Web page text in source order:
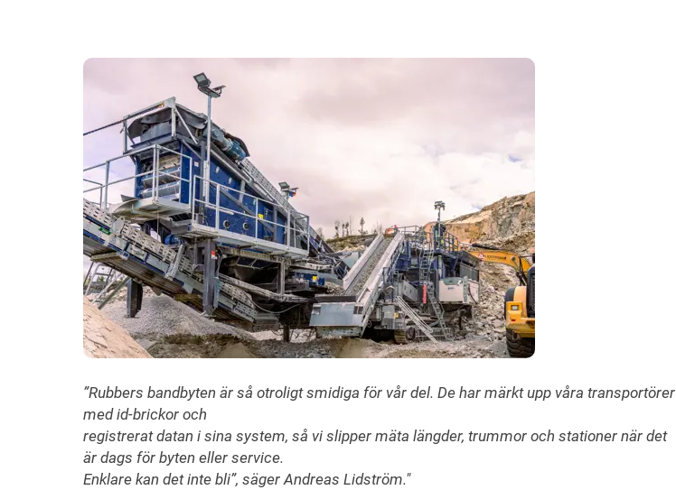
”Rubbers bandbyten är så otroligt smidiga för vår del. De har märkt upp våra transportörer
med id-brickor och
registrerat datan i sina system, så vi slipper mäta längder, trummor och stationer när det
är dags för byten eller service.
Enklare kan det inte bli”, säger Andreas Lidström."